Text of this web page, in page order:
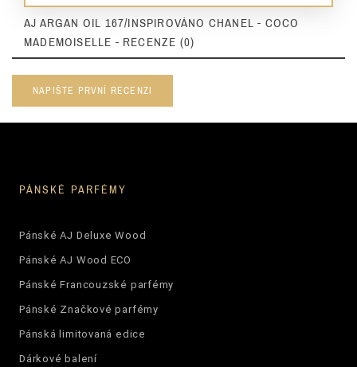
AJ ARGAN OIL 167/INSPIROVÁNO CHANEL - COCO
MADEMOISELLE - RECENZE (0)
NAPIŠTE PRVNÍ RECENZI
PÁNSKÉ PARFÉMY
Pánské AJ Deluxe Wood
Pánské AJ Wood ECO
Pánské Francouzské parfémy
Pánské Značkové parfémy
Pánská limitovaná edice
Dárkové balení